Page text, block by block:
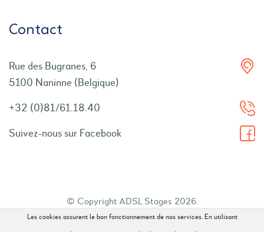
Les cookies assurent le bon fonctionnement de nos services. En utilisant
Contact
Rue des Bugranes, 6
5100 Naninne (Belgique)
+32 (0)81/61.18.40
Suivez-nous sur Facebook
© Copyright ADSL Stages 2026.
Tous droits réservés.